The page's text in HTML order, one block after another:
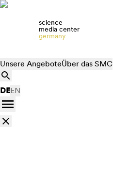
science
media center
germany
Unsere AngeboteÜber das SMC
DEEN